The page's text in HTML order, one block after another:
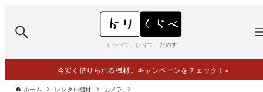
くらべて、かりて、ためす
今安く借りられる機材。キャンペーンをチェック！ »
ホーム レンタル機材
カメラ